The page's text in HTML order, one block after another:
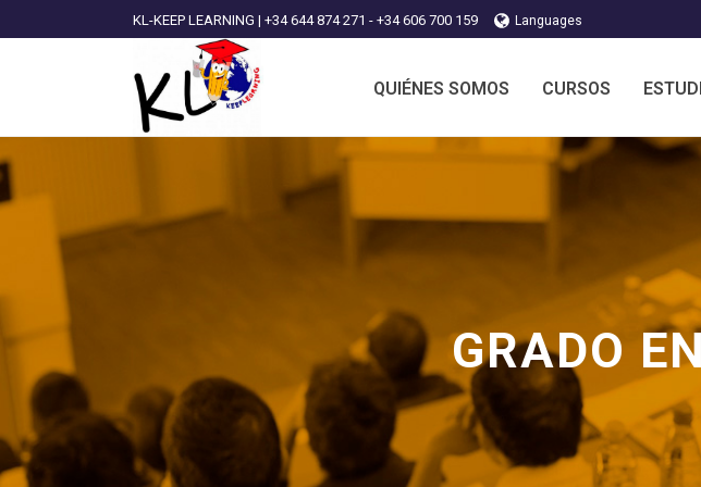
KL-KEEP LEARNING | +34 644 874 271 - +34 606 700 159 Languages
QUIÉNES SOMOS CURSOS
GRADO